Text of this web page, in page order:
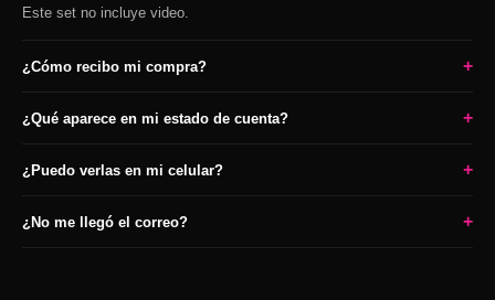
Este set no incluye video.
¿Cómo recibo mi compra? +
¿Qué aparece en mi estado de cuenta? +
¿Puedo verlas en mi celular? +
¿No me llegó el correo? +